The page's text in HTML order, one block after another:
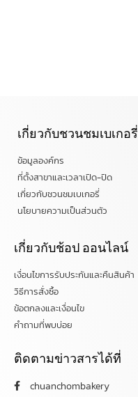
เกี่ยวกับชวนชมเบเกอรี่
ข้อมูลองค์กร
ที่ตั้งสาขาและเวลาเปิด-ปิด
เกี่ยวกับชวนชมเบเกอรี่
นโยบายความเป็นส่วนตัว
เกี่ยวกับช้อป ออนไลน์
เงื่อนไขการรับประกันและคืนสินค้า
วิธีการสั่งซื้อ
ข้อตกลงและเงื่อนไข
คำถามที่พบบ่อย
ติดตามข่าวสารได้ที่
chuanchombakery